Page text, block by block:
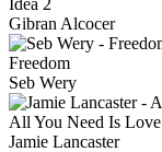
Gibran Alcocer
Freedom
Seb Wery
All You Need Is Love
Jamie Lancaster